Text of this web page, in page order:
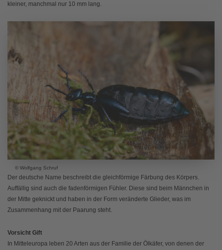
kleiner, manchmal nur 10 mm lang.
© Wolfgang Schruf
Der deutsche Name beschreibt die gleichförmige Färbung des Körpers.
Auffällig sind auch die fadenförmigen Fühler. Diese sind beim Männchen in
der Mitte geknickt und haben in der Form veränderte Glieder, was im
Zusammenhang mit der Paarung steht.
Vorsicht Gift
In Mitteleuropa leben 20 Arten aus der Familie der Ölkäfer, von denen der